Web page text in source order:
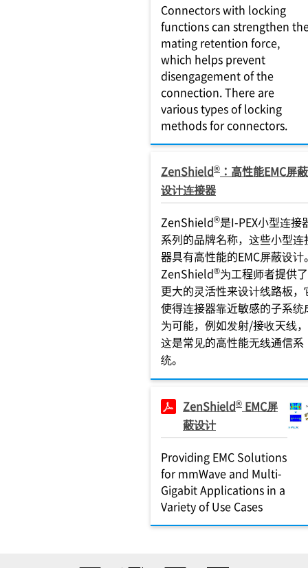
Connectors with locking
functions can strengthen
mating retention force,
which helps prevent
disengagement of the
connection. There are
various types of locking
methods for connectors.
ZenShield® ：高性能EMC屏蔽
设计连接器
ZenShield®是I-PEX小型连接
系列的品牌名称，这些小型连
器具有高性能的EMC屏蔽设计
ZenShield®为工程师者提供了
更大的灵活性来设计线路板，
使得连接器靠近敏感的子系统
为可能，例如发射/接收天线，
这是常见的高性能无线通信系
统。
ZenShield® EMC屏
蔽设计
Providing EMC Solutions
for mmWave and Multi-
Gigabit Applications in a
Variety of Use Cases